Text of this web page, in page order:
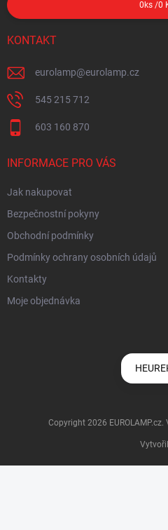
0 ks /0
KONTAKT
eurolamp@eurolamp.cz
545 215 712
603 160 870
INFORMACE PRO VÁS
Jak nakupovat
Bezpečnostní pokyny
Obchodní podmínky
Podmínky ochrany osobních údajů
Kontakty
Moje objednávka
Copyright 2026 EUROLAMP.cz.